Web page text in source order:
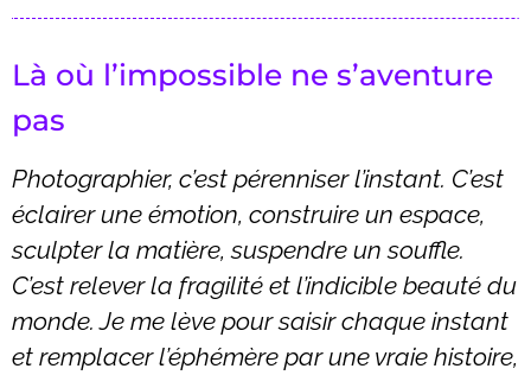
Là où l’impossible ne s’aventure
pas
Photographier, c’est pérenniser l’instant. C’est
éclairer une émotion, construire un espace,
sculpter la matière, suspendre un souffle.
C’est relever la fragilité et l’indicible beauté du
monde. Je me lève pour saisir chaque instant
et remplacer l’éphémère par une vraie histoire,